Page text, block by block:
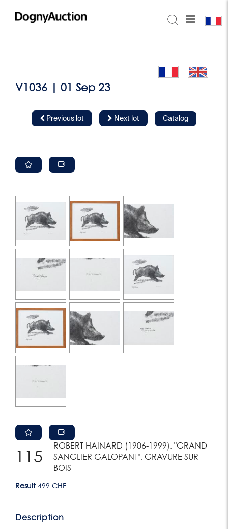
V1036 | 01 Sep 23
Previous lot Next lot Catalog
115
ROBERT HAINARD (1906-1999), "GRAND
SANGLIER GALOPANT", GRAVURE SUR
BOIS
Result 499 CHF
Description